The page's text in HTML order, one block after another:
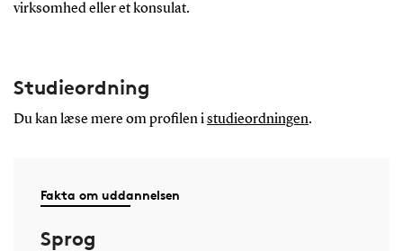
virksomhed eller et konsulat.
Studieordning
Du kan læse mere om profilen istudieordningen.
Fakta om uddannelsen
Sprog